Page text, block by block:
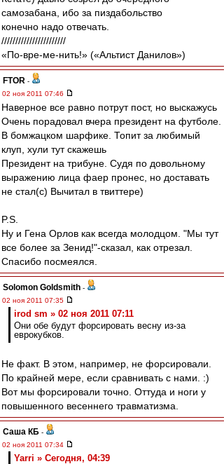
самозабана, ибо за пиздабольство
конечно надо отвечать.
///////////////////////
«По-вре-ме-нить!» («Альтист Данилов»)
FTOR -
02 ноя 2011 07:46
Наверное все равно потрут пост, но выскажусь
Очень порадовал вчера президент на футболе.
В бомжацком шарфике. Топит за любимый
клуп, хули тут скажешь
Президент на трибуне. Судя по довольному
выражению лица фаер пронес, но доставать
не стал(с) Вычитал в твиттере)
P.S.
Ну и Гена Орлов как всегда молодцом. "Мы тут
все более за Зенид!"-сказал, как отрезал.
Спасибо посмеялся.
Solomon Goldsmith -
02 ноя 2011 07:35
irod sm » 02 ноя 2011 07:11
Они обе будут форсировать весну из-за
еврокубков.
Не факт. В этом, например, не форсировали.
По крайней мере, если сравнивать с нами. :)
Вот мы форсировали точно. Оттуда и ноги у
повышенного весеннего травматизма.
Саша КБ -
02 ноя 2011 07:34
Yarri » Сегодня, 04:39